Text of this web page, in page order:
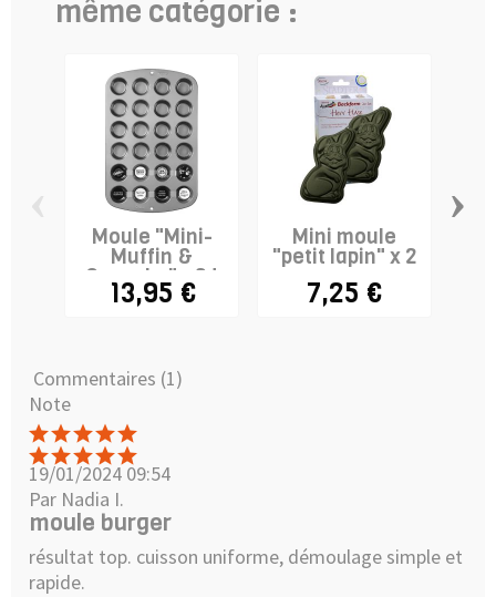
même catégorie :
Moule "Mini-
Muffin &
Cupcake" - 24
cavités
13,95 €
Mini moule
"petit lapin" x 2
7,25 €
›
Commentaires (1)
Note
19/01/2024 09:54
Par Nadia I.
moule burger
résultat top. cuisson uniforme, démoulage simple et
rapide.